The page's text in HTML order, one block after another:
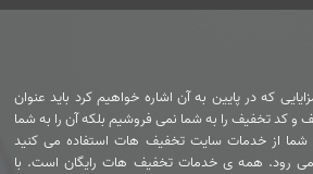
که در پایین به آن اشاره خواهیم کرد باید عنوان
و کد تخفیف را به شما نمی فروشیم بلکه آن را به شما
از خدمات سایت تخفیف هات استفاده می کنید
می رود. همه ی خدمات تخفیف هات رایگان است. با